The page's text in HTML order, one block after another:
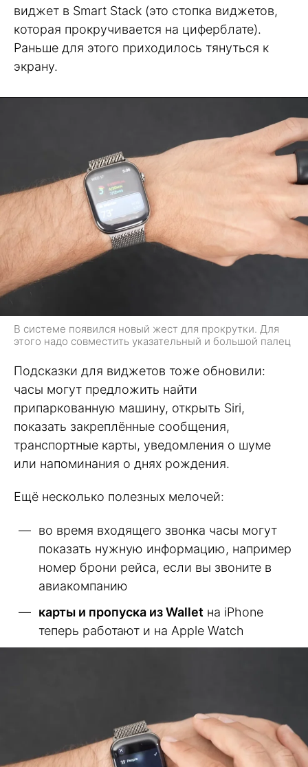
виджет в Smart Stack (это стопка виджетов,
которая прокручивается на циферблате).
Раньше для этого приходилось тянуться к
экрану.
В системе появился новый жест для прокрутки. Для
этого надо совместить указательный и большой палец
Подсказки для виджетов тоже обновили:
часы могут предложить найти
припаркованную машину, открыть Siri,
показать закреплённые сообщения,
транспортные карты, уведомления о шуме
или напоминания о днях рождения.
Ещё несколько полезных мелочей:
во время входящего звонка часы могут
показать нужную информацию, например
номер брони рейса, если вы звоните в
авиакомпанию
карты и пропуска из Wallet на iPhone
теперь работают и на Apple Watch